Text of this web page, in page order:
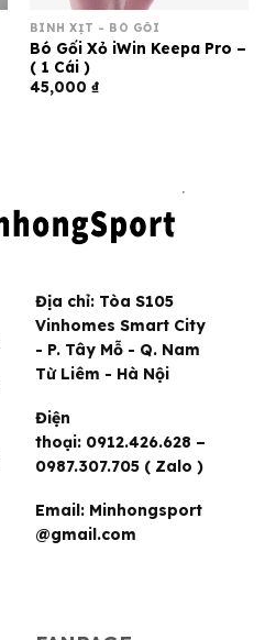
BÌNH XỊT - BÓ GỐI
Bó Gối Xỏ iWin Keepa Pro –
( 1 Cái )
45,000 ₫
Địa chỉ: Tòa S105
Vinhomes Smart City
- P. Tây Mỗ - Q. Nam
Từ Liêm - Hà Nội
Điện
thoại: 0912.426.628 –
0987.307.705 ( Zalo )
Email: Minhongsport
@gmail.com